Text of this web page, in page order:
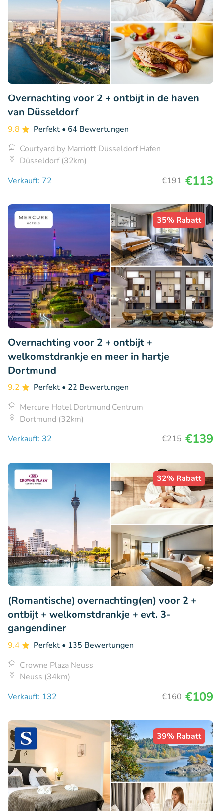
Overnachting voor 2 + ontbijt in de haven
van Düsseldorf
9.8 Perfekt • 64 Bewertungen
Courtyard by Marriott Düsseldorf Hafen
Düsseldorf (32km)
Verkauft: 72
€191 €113
35% Rabatt
Overnachting voor 2 + ontbijt +
welkomstdrankje en meer in hartje
Dortmund
9.2 Perfekt • 22 Bewertungen
Mercure Hotel Dortmund Centrum
Dortmund (32km)
Verkauft: 32
€215 €139
32% Rabatt
(Romantische) overnachting(en) voor 2 +
ontbijt + welkomstdrankje + evt. 3-
gangendiner
9.4 Perfekt • 135 Bewertungen
Crowne Plaza Neuss
Neuss (34km)
Verkauft: 132
€160 €109
39% Rabatt